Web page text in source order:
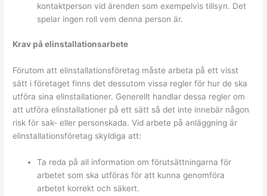
kontaktperson vid ärenden som exempelvis tillsyn. Det
spelar ingen roll vem denna person är.
Krav på elinstallationsarbete
Förutom att elinstallationsföretag måste arbeta på ett visst
sätt i företaget finns det dessutom vissa regler för hur de ska
utföra sina elinstallationer. Generellt handlar dessa regler om
att utföra elinstallationer på ett sätt så det inte innebär någon
risk för sak- eller personskada. Vid arbete på anläggning är
elinstallationsföretag skyldiga att:
Ta reda på all information om förutsättningarna för
arbetet som ska utföras för att kunna genomföra
arbetet korrekt och säkert.